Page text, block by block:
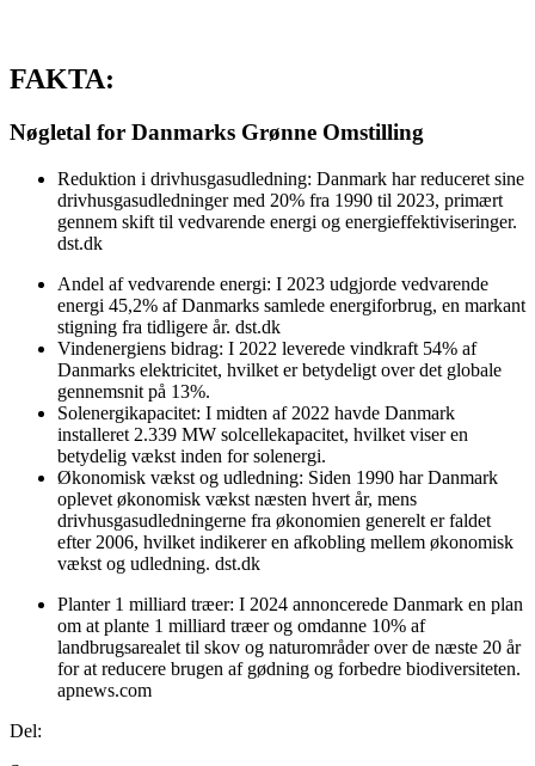
FAKTA:
Nøgletal for Danmarks Grønne Omstilling
Reduktion i drivhusgasudledning: Danmark har reduceret sine
drivhusgasudledninger med 20% fra 1990 til 2023, primært
gennem skift til vedvarende energi og energieffektiviseringer.
dst.dk
Andel af vedvarende energi: I 2023 udgjorde vedvarende
energi 45,2% af Danmarks samlede energiforbrug, en markant
stigning fra tidligere år. dst.dk
Vindenergiens bidrag: I 2022 leverede vindkraft 54% af
Danmarks elektricitet, hvilket er betydeligt over det globale
gennemsnit på 13%.
Solenergikapacitet: I midten af 2022 havde Danmark
installeret 2.339 MW solcellekapacitet, hvilket viser en
betydelig vækst inden for solenergi.
Økonomisk vækst og udledning: Siden 1990 har Danmark
oplevet økonomisk vækst næsten hvert år, mens
drivhusgasudledningerne fra økonomien generelt er faldet
efter 2006, hvilket indikerer en afkobling mellem økonomisk
vækst og udledning. dst.dk
Planter 1 milliard træer: I 2024 annoncerede Danmark en plan
om at plante 1 milliard træer og omdanne 10% af
landbrugsarealet til skov og naturområder over de næste 20 år
for at reducere brugen af gødning og forbedre biodiversiteten.
apnews.com
Del: